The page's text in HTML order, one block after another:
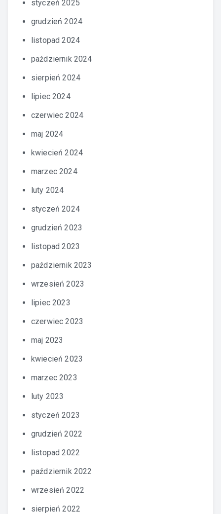
styczeń 2025
grudzień 2024
listopad 2024
październik 2024
sierpień 2024
lipiec 2024
czerwiec 2024
maj 2024
kwiecień 2024
marzec 2024
luty 2024
styczeń 2024
grudzień 2023
listopad 2023
październik 2023
wrzesień 2023
lipiec 2023
czerwiec 2023
maj 2023
kwiecień 2023
marzec 2023
luty 2023
styczeń 2023
grudzień 2022
listopad 2022
październik 2022
wrzesień 2022
sierpień 2022